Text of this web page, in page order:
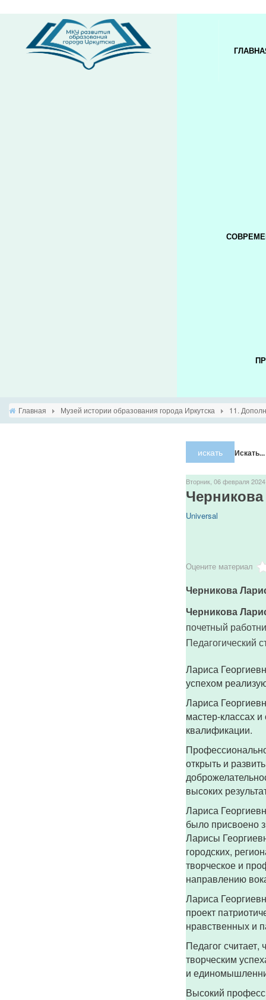
Главная Музей истории образования города Иркутска 11.
искать Искать...
Вторник, 06 февраля
Universal
Оцените материал
Черникова
Черникова
почетный
Педагогический
Лариса
успехом
Лариса
мастер-классах
квалификации.
открыть и
высоких
Лариса
было присвоено
Ларисы
городских,
творческое и
направлению
Лариса
проект
нравственных и
Педагог
творческим
и
Высокий